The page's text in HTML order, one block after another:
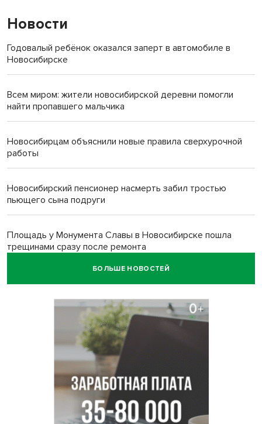
Новости
Годовалый ребёнок оказался заперт в автомобиле в
Новосибирске
Всем миром: жители новосибирской деревни помогли
найти пропавшего мальчика
Новосибирцам объяснили новые правила сверхурочной
работы
Новосибирский пенсионер насмерть забил тростью
пьющего сына подруги
Площадь у Монумента Славы в Новосибирске пошла
трещинами сразу после ремонта
БОЛЬШЕ НОВОСТЕЙ